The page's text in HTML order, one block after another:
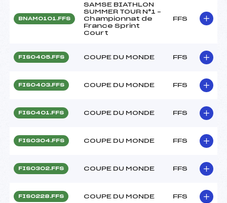
BNAM0101.FFS
SAMSE BIATHLON
SUMMER TOUR N°1 –
Championnat de
France Sprint
Court
FFS
FIS0405.FFS COUPE DU MONDE FFS
FIS0403.FFS COUPE DU MONDE FFS
FIS0401.FFS COUPE DU MONDE FFS
FIS0304.FFS COUPE DU MONDE FFS
FIS0302.FFS COUPE DU MONDE FFS
FIS0228.FFS COUPE DU MONDE FFS